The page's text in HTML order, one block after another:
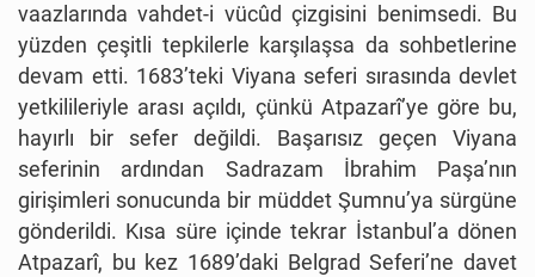
vaazlarında vahdet-i vücûd çizgisini benimsedi. Bu
yüzden çeşitli tepkilerle karşılaşsa da sohbetlerine
devam etti. 1683’teki Viyana seferi sırasında devlet
yetkilileriyle arası açıldı, çünkü Atpazarî’ye göre bu,
hayırlı bir sefer değildi. Başarısız geçen Viyana
seferinin ardından Sadrazam İbrahim Paşa’nın
girişimleri sonucunda bir müddet Şumnu’ya sürgüne
gönderildi. Kısa süre içinde tekrar İstanbul’a dönen
Atpazarî, bu kez 1689’daki Belgrad Seferi’ne davet